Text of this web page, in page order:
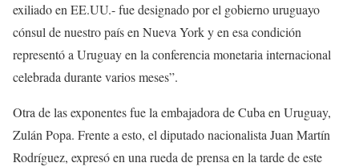
exiliado en EE.UU.- fue designado por el gobierno uruguayo
cónsul de nuestro país en Nueva York y en esa condición
representó a Uruguay en la conferencia monetaria internacional
celebrada durante varios meses”.
Otra de las exponentes fue la embajadora de Cuba en Uruguay,
Zulán Popa. Frente a esto, el diputado nacionalista Juan Martín
Rodríguez, expresó en una rueda de prensa en la tarde de este